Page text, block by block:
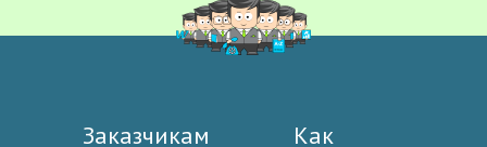
Заказчикам
Как